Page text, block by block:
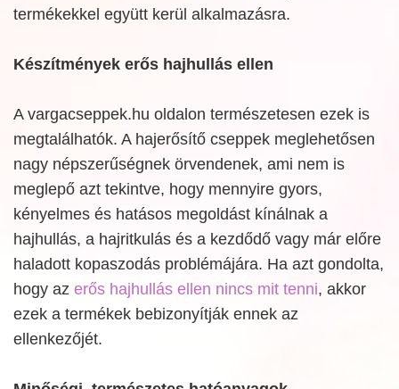
termékekkel együtt kerül alkalmazásra.
Készítmények erős hajhullás ellen
A vargacseppek.hu oldalon természetesen ezek is
megtalálhatók. A hajerősítő cseppek meglehetősen
nagy népszerűségnek örvendenek, ami nem is
meglepő azt tekintve, hogy mennyire gyors,
kényelmes és hatásos megoldást kínálnak a
hajhullás, a hajritkulás és a kezdődő vagy már előre
haladott kopaszodás problémájára. Ha azt gondolta,
hogy az erős hajhullás ellen nincs mit tenni, akkor
ezek a termékek bebizonyítják ennek az
ellenkezőjét.